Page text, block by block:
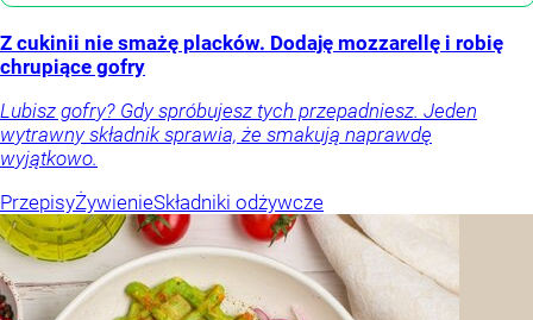
Z cukinii nie smażę placków. Dodaję mozzarellę i robię
chrupiące gofry
Lubisz gofry? Gdy spróbujesz tych przepadniesz. Jeden
wytrawny składnik sprawia, że smakują naprawdę
wyjątkowo.
PrzepisyŻywienieSkładniki odżywcze